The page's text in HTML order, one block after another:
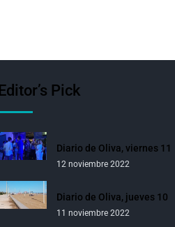
Editor’s Pick
Diario de Oliva, viernes 11
12 noviembre 2022
Diario de Oliva, jueves 10
11 noviembre 2022